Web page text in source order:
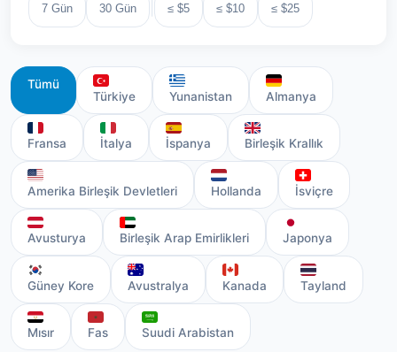
7 Gün 30 Gün ≤ $5 ≤ $10 ≤ $25
Tümü
Türkiye
Yunanistan Almanya
Fransa İtalya İspanya Birleşik Krallık
Amerika Birleşik Devletleri Hollanda İsviçre
Avusturya Birleşik Arap Emirlikleri Japonya
Güney Kore Avustralya Kanada Tayland
Mısır Fas Suudi Arabistan